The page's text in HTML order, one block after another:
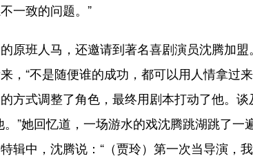
一致的问题。”
班人马，还邀请到著名喜剧演员沈腾加盟
，“不是随便谁的成功，都可以用人情拿过
方式调整了角色，最终用剧本打动了他。
”她回忆道，一场游水的戏沈腾跳湖跳了一
辑中，沈腾说：“（贾玲）第一次当导演，